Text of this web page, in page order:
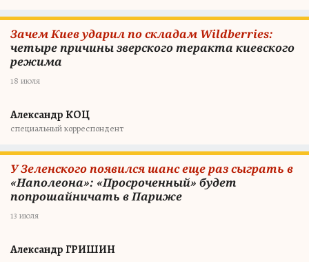
Зачем Киев ударил по складам Wildberries:
четыре причины зверского теракта киевского
режима
18 июля
Александр КОЦ
специальный корреспондент
У Зеленского появился шанс еще раз сыграть в
«Наполеона»: «Просроченный» будет
попрошайничать в Париже
13 июля
Александр ГРИШИН